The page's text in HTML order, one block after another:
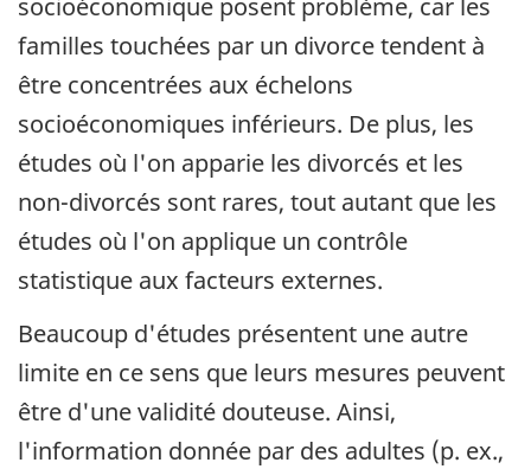
socioéconomique posent problème, car les
familles touchées par un divorce tendent à
être concentrées aux échelons
socioéconomiques inférieurs. De plus, les
études où l'on apparie les divorcés et les
non-divorcés sont rares, tout autant que les
études où l'on applique un contrôle
statistique aux facteurs externes.
Beaucoup d'études présentent une autre
limite en ce sens que leurs mesures peuvent
être d'une validité douteuse. Ainsi,
l'information donnée par des adultes (p. ex.,